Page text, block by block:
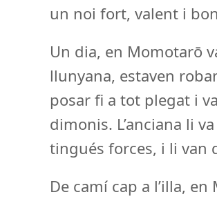
un noi fort, valent i
Un dia, en Momotarō
llunyana, estaven
posar fi a tot plegat i
dimonis. L’anciana li
tingués forces, i li van
De camí cap a l’illa,